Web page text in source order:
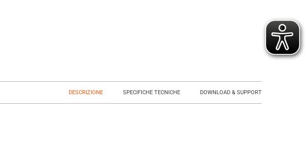
DESCRIZIONE SPECIFICHE TECNICHE DOWNLOAD & SUPPORT